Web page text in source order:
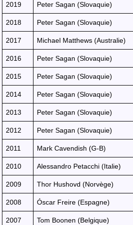
2019 Peter Sagan (Slovaquie)
2018 Peter Sagan (Slovaquie)
2017 Michael Matthews (Australie)
2016 Peter Sagan (Slovaquie)
2015 Peter Sagan (Slovaquie)
2014 Peter Sagan (Slovaquie)
2013 Peter Sagan (Slovaquie)
2012 Peter Sagan (Slovaquie)
2011 Mark Cavendish (G-B)
2010 Alessandro Petacchi (Italie)
2009 Thor Hushovd (Norvège)
2008 Óscar Freire (Espagne)
2007 Tom Boonen (Belgique)